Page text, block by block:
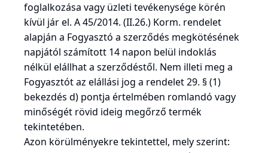
foglalkozása vagy üzleti tevékenysége körén
kívül jár el. A 45/2014. (II.26.) Korm. rendelet
alapján a Fogyasztó a szerződés megkötésének
napjától számított 14 napon belül indoklás
nélkül elállhat a szerződéstől. Nem illeti meg a
Fogyasztót az elállási jog a rendelet 29. § (1)
bekezdés d) pontja értelmében romlandó vagy
minőségét rövid ideig megőrző termék
tekintetében.
Azon körülményekre tekintettel, mely szerint: